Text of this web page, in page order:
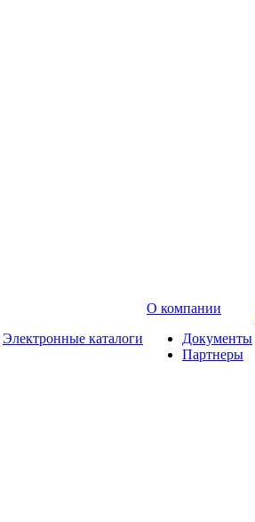
Электронные каталоги
О компании
Документы
Партнеры